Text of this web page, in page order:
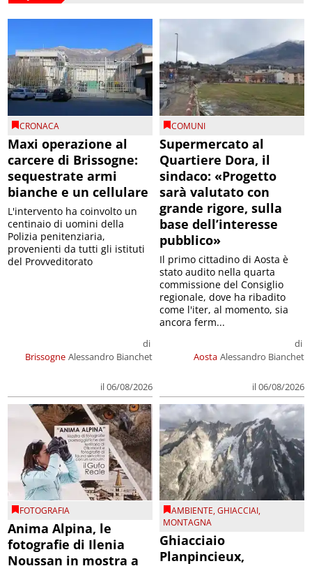
CRONACA
Maxi operazione al
carcere di Brissogne:
sequestrate armi
bianche e un cellulare
Brissogne
di
Alessandro Bianchet
il 06/08/2026
L'intervento ha coinvolto un
centinaio di uomini della
Polizia penitenziaria,
provenienti da tutti gli istituti
del Provveditorato
COMUNI
Supermercato al
Quartiere Dora, il
sindaco: «Progetto
sarà valutato con
grande rigore, sulla
base dell’interesse
pubblico»
Aosta
di
Alessandro Bianchet
il 06/08/2026
Il primo cittadino di Aosta è
stato audito nella quarta
commissione del Consiglio
regionale, dove ha ribadito
come l'iter, al momento, sia
ancora ferm...
FOTOGRAFIA
Anima Alpina, le
fotografie di Ilenia
Noussan in mostra a
AMBIENTE,GHIACCIAI,
MONTAGNA
Ghiacciaio
Planpincieux,